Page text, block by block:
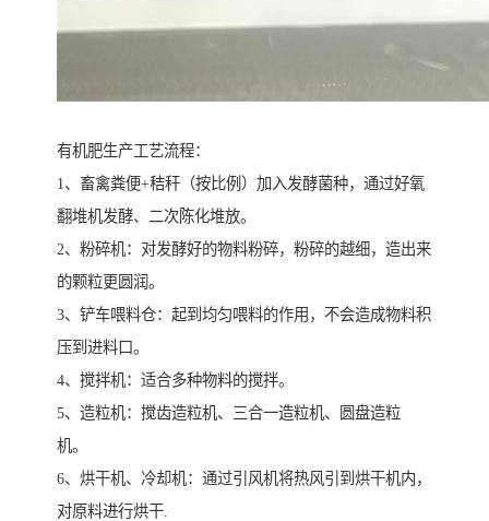
有机肥生产工艺流程：
1、畜禽粪便+秸秆（按比例）加入发酵菌种，通过好氧
翻堆机发酵、二次陈化堆放。
2、粉碎机：对发酵好的物料粉碎，粉碎的越细，造出来
的颗粒更圆润。
3、铲车喂料仓：起到均匀喂料的作用，不会造成物料积
压到进料口。
4、搅拌机：适合多种物料的搅拌。
5、造粒机：搅齿造粒机、三合一造粒机、圆盘造粒
机。
6、烘干机、冷却机：通过引风机将热风引到烘干机内，
对原料进行烘干.